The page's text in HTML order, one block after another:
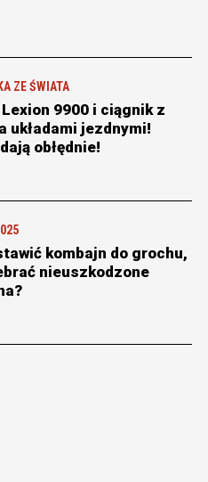
ZE ŚWIATA
9900 i ciągnik z
układami jezdnymi!
obłędnie!
kombajn do grochu,
nieuszkodzone